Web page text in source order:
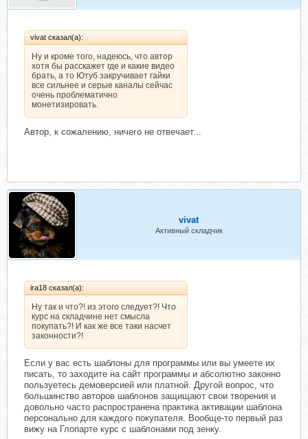
все сильнее и серые каналы сейчас
vivat сказал(а):
Ну и кроме того, надеюсь, что автор
хотя бы расскажет где и какие видео
брать, а то Ютуб закручивает гайки
все сильнее и серые каналы сейчас
очень проблематично
монетизировать.
Автор, к сожалению, ничего не отвечает...
vivat
Активный складчик
ira18 сказал(а):
Ну так и что?! из этого следует?! Что
курс на складчине нет смысла
покупать?! И как же все таки насчет
законности?!
Если у вас есть шаблоны для программы или вы умеете их
писать, то заходите на сайт программы и абсолютно законно
пользуетесь демоверсией или платной. Другой вопрос, что
большинство авторов шаблонов защищают свои творения и
довольно часто распространена практика активации шаблона
персонально для каждого покупателя. Вообще-то первый раз
вижу на Глопарте курс с шаблонами под зенку.